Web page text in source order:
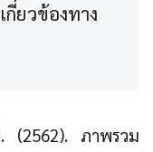
ยวข้องทาง
(2562). ภาพรวม